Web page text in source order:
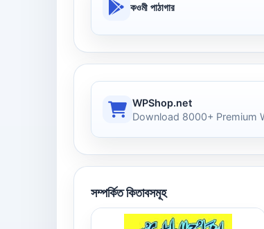
কওমী পাঠাগার
WPShop.net
Download 8000+ Premium
সম্পর্কিত কিতাবসমূহ